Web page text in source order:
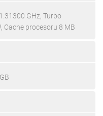
GHz, Turbo
Cache procesoru 8 MB